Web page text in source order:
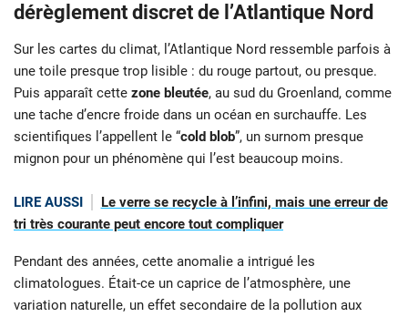
dérèglement discret de l’Atlantique Nord
Sur les cartes du climat, l’Atlantique Nord ressemble parfois à
une toile presque trop lisible : du rouge partout, ou presque.
Puis apparaît cette zone bleutée, au sud du Groenland, comme
une tache d’encre froide dans un océan en surchauffe. Les
scientifiques l’appellent le “cold blob”, un surnom presque
mignon pour un phénomène qui l’est beaucoup moins.
LIRE AUSSI
Le verre se recycle à l’infini, mais une erreur de
tri très courante peut encore tout compliquer
Pendant des années, cette anomalie a intrigué les
climatologues. Était-ce un caprice de l’atmosphère, une
variation naturelle, un effet secondaire de la pollution aux